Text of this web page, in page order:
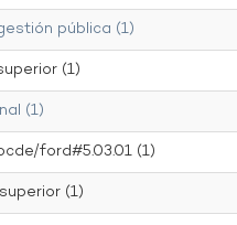
pública (1)
(1)
(1)
ford#5.03.01 (1)
(1)